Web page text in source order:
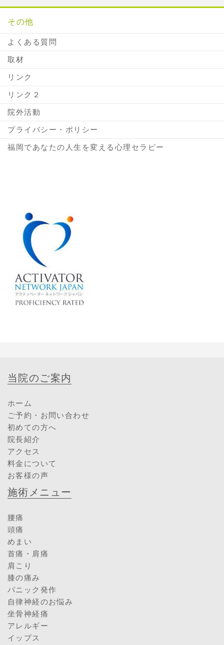
その他
よくある質問
取材
リンク
リンク２
院外活動
プライバシー・ポリシー
福岡であなたの人生を変える心理セラピー
当院のご案内
ホーム
ご予約・お問い合わせ
初めての方へ
院長紹介
アクセス
料金について
お客様の声
施術メニュー
腰痛
頭痛
めまい
首痛・肩痛
肩こり
膝の痛み
パニック発作
自律神経のお悩み
坐骨神経痛
アレルギー
イップス